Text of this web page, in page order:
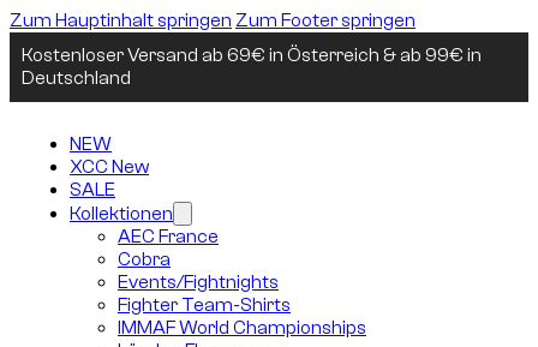
Zum Hauptinhalt springen Zum Footer springen
Kostenloser Versand ab 69€ in Österreich & ab 99€ in
Deutschland
NEW
XCC New
SALE
Kollektionen
AEC France
Cobra
Events/Fightnights
Fighter Team-Shirts
IMMAF World Championships